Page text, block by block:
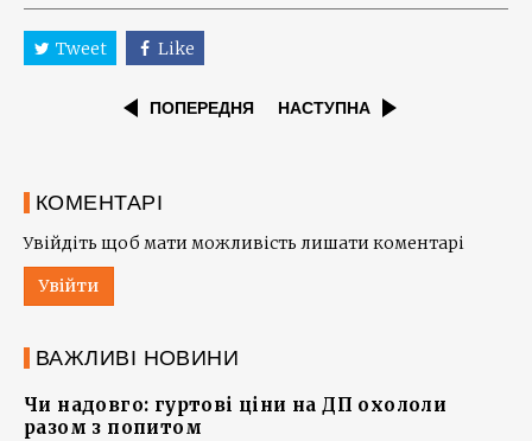
Tweet Like
ПОПЕРЕДНЯ НАСТУПНА
КОМЕНТАРІ
Увійдіть щоб мати можливість лишати коментарі
Увійти
ВАЖЛИВІ НОВИНИ
Чи надовго: гуртові ціни на ДП охололи
разом з попитом